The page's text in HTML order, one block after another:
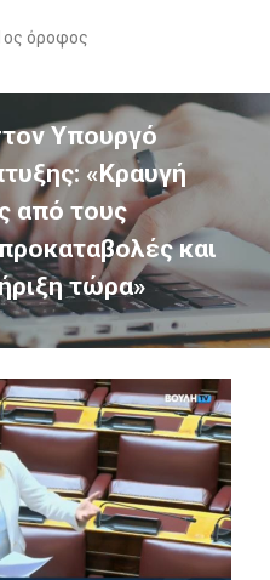
όροφος
Υπουργό
«Κραυγή
από τους
και
τώρα»